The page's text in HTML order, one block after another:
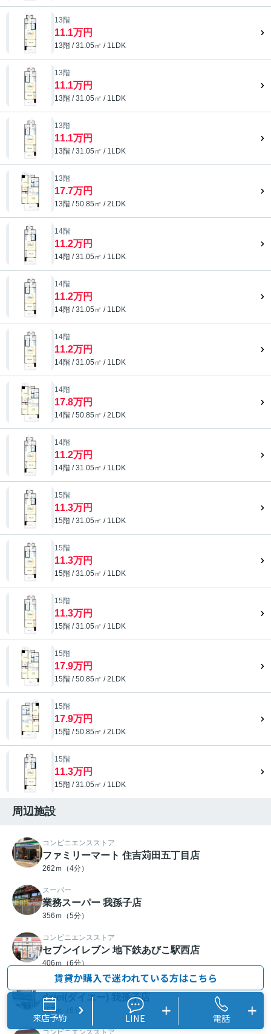
13階
11.1万円
13階 / 31.05㎡ / 1LDK
13階
11.1万円
13階 / 31.05㎡ / 1LDK
13階
11.1万円
13階 / 31.05㎡ / 1LDK
13階
17.7万円
13階 / 50.85㎡ / 2LDK
14階
11.2万円
14階 / 31.05㎡ / 1LDK
14階
11.2万円
14階 / 31.05㎡ / 1LDK
14階
11.2万円
14階 / 31.05㎡ / 1LDK
14階
17.8万円
14階 / 50.85㎡ / 2LDK
14階
11.2万円
14階 / 31.05㎡ / 1LDK
15階
11.3万円
15階 / 31.05㎡ / 1LDK
15階
11.3万円
15階 / 31.05㎡ / 1LDK
15階
11.3万円
15階 / 31.05㎡ / 1LDK
15階
17.9万円
15階 / 50.85㎡ / 2LDK
15階
17.9万円
15階 / 50.85㎡ / 2LDK
15階
11.3万円
15階 / 31.05㎡ / 1LDK
周辺施設
コンビニエンスストア
ファミリーマート 住吉苅田五丁目店
262ｍ（4分）
スーパー
業務スーパー 我孫子店
356ｍ（5分）
コンビニエンスストア
セブンイレブン 地下鉄あびこ駅西店
406ｍ（6分）
スーパー
daiei(ダイエー) 我孫子店
457ｍ（6分）
賃貸か購入で迷われている方はこちら
来店予約 LINE 電話